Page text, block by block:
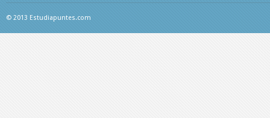
© 2013 Estudiapuntes.com